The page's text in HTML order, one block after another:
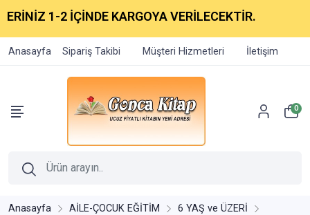
1-2 İÇİNDE KARGOYA VERİLECEKTİR.
Anasayfa Sipariş Takibi Müşteri Hizmetleri İletişim
0
Anasayfa AİLE-ÇOCUK EĞİTİM 6 YAŞ ve ÜZERİ